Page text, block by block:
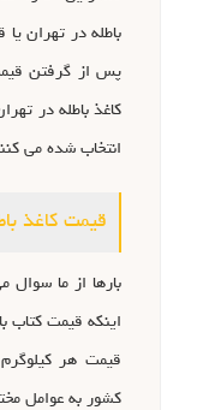
باطله در تهران
پس از گرفتن
کاغذ باطله در
انتخاب شده می
قیمت کاغذ
بارها از ما
اینکه قیمت کتاب
قیمت هر
کشور به عوامل